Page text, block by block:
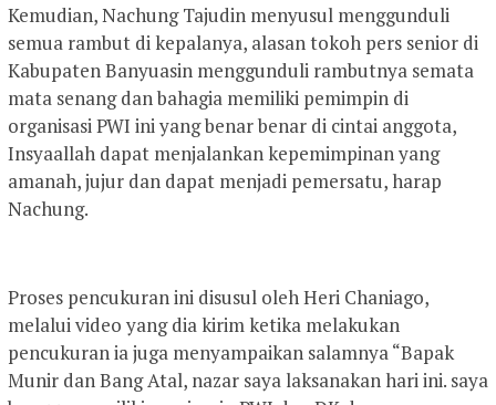
Kemudian, Nachung Tajudin menyusul menggunduli
semua rambut di kepalanya, alasan tokoh pers senior di
Kabupaten Banyuasin menggunduli rambutnya semata
mata senang dan bahagia memiliki pemimpin di
organisasi PWI ini yang benar benar di cintai anggota,
Insyaallah dapat menjalankan kepemimpinan yang
amanah, jujur dan dapat menjadi pemersatu, harap
Nachung.
Proses pencukuran ini disusul oleh Heri Chaniago,
melalui video yang dia kirim ketika melakukan
pencukuran ia juga menyampaikan salamnya “Bapak
Munir dan Bang Atal, nazar saya laksanakan hari ini. saya